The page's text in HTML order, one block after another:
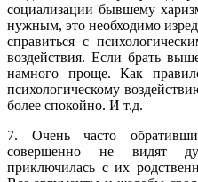
социализации бывшему
нужным, это необходимо
справиться с
воздействия. Если брать
намного проще. Как
психологическому
более спокойно. И т.д.
7. Очень часто
совершенно не видят
приключилась с их